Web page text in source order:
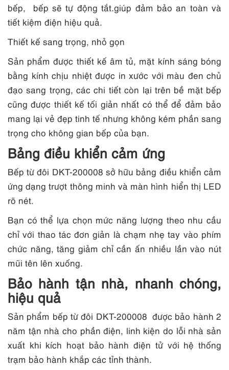
bếp, bếp sẽ tự động tắt.giúp đảm bảo an toàn và
tiết kiệm điện hiệu quả.
Thiết kế sang trọng, nhỏ gọn
Sản phẩm được thiết kế âm tủ, mặt kính sáng bóng
bằng kính chịu nhiệt được in xước với màu đen chủ
đạo sang trọng, các chi tiết còn lại trên bề mặt bếp
cũng được thiết kế tối giản nhất có thể để đảm bảo
mang lại vẻ đẹp tinh tế nhưng không kém phần sang
trọng cho không gian bếp của bạn.
Bảng điều khiển cảm ứng
Bếp từ đôi DKT-200008 sở hữu bảng điều khiển cảm
ứng dạng trượt thông minh và màn hình hiển thị LED
rõ nét.
Bạn có thể lựa chọn mức năng lượng theo nhu cầu
chỉ với thao tác đơn giản là chạm nhẹ tay vào phím
chức năng, tăng giảm chỉ cần ấn nhiều lần vào nút
mũi tên lên xuống.
Bảo hành tận nhà, nhanh chóng,
hiệu quả
Sản phẩm bếp từ đôi DKT-200008 được bảo hành 2
năm tận nhà cho phần điện, linh kiện do lỗi nhà sản
xuất khi kích hoạt bảo hành điện tử với hệ thống
trạm bảo hành khắp các tỉnh thành.